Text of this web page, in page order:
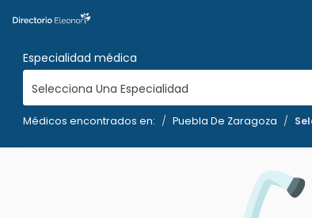
Especialidad médica
Selecciona Una Especialidad
Médicos encontrados en: Puebla De Zaragoza